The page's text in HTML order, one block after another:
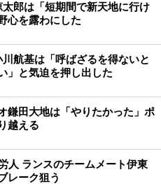
郎は「短期間で新天地に行け
心を露わにした
航基は「呼ばざるを得ないと
」と気迫を押し出した
鎌田大地は「やりたかった」ポ
越える
人 ランスのチームメート伊東
レーク狙う